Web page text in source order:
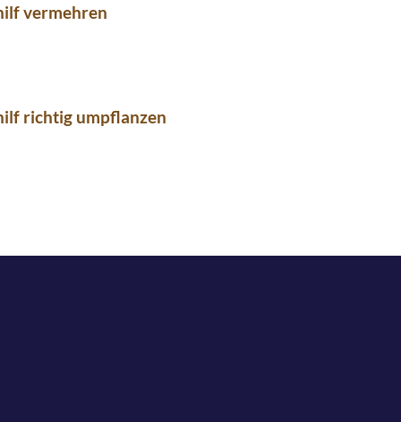
vermehren
richtig umpflanzen